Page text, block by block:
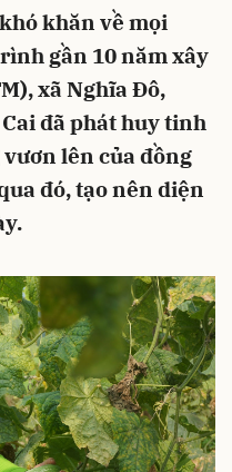
khăn về mọi
gần 10 năm xây
xã Nghĩa Đô,
đã phát huy tinh
lên của đồng
đó, tạo nên diện